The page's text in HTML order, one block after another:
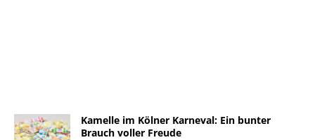
Kamelle im Kölner Karneval: Ein bunter
Brauch voller Freude